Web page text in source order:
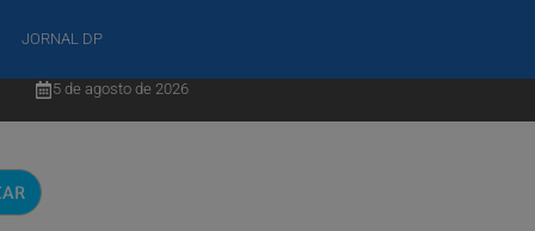
JORNAL DP
5 de agosto de 2026